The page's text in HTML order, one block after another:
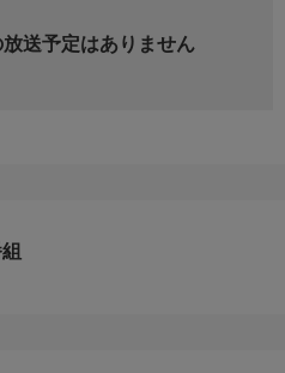
放送予定はありません